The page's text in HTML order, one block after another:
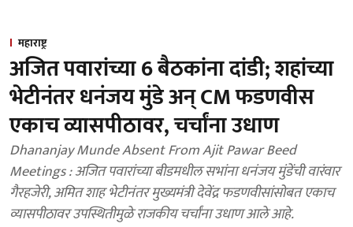
महाराष्ट्र
अजित पवारांच्या 6 बैठकांना दांडी; शहांच्या
भेटीनंतर धनंजय मुंडे अन् CM फडणवीस
एकाच व्यासपीठावर, चर्चांना उधाण
Dhananjay Munde Absent From Ajit Pawar Beed
Meetings : अजित पवारांच्या बीडमधील सभांना धनंजय मुंडेंची वारंवार
गैरहजेरी, अमित शाह भेटीनंतर मुख्यमंत्री देवेंद्र फडणवीसांसोबत एकाच
व्यासपीठावर उपस्थितीमुळे राजकीय चर्चांना उधाण आले आहे.